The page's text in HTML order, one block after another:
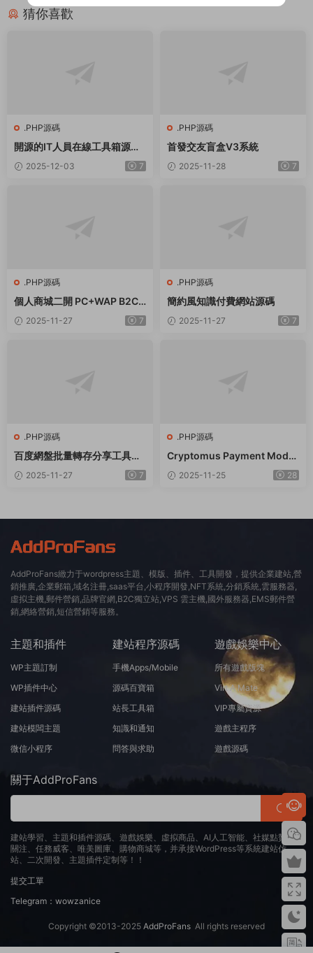
猜你喜歡
.PHP源碼
開源的IT人員在線工具箱源碼
網絡工具 數學工具等
2025-12-03 7
.PHP源碼
首發交友盲盒V3系統
2025-11-28 7
.PHP源碼
個人商城二開 PC+WAP B2C
商城系統源碼 拼團拼購 優惠
折扣 秒殺源碼
2025-11-27 7
.PHP源碼
簡約風知識付費網站源碼
2025-11-27 7
.PHP源碼
百度網盤批量轉存分享工具：
BaiduPanFilesTransfers 2.
8.2
2025-11-27 7
.PHP源碼
Cryptomus Payment Modul
e for Smartpanel
2025-11-25 28
AddProFans緻力于wordpress主題、模版、插件、工具開發，提供企業建站,營
銷推廣,企業郵箱,域名注冊,saas平台,小程序開發,NFT系統,分銷系統,雲服務器,
虛拟主機,郵件營銷,品牌官網,B2C獨立站,VPS 雲主機,國外服務器,EMS郵件營
銷,網絡營銷,短信營銷等服務。
主題和插件
WP主題訂制
WP插件中心
建站插件源碼
建站模闆主題
微信小程序
建站程序源碼
手機Apps/Mobile
源碼百寶箱
站長工具箱
知識和通知
問答與求助
遊戲娛樂中心
所有遊戲版塊
Virt A Mate
VIP專屬資源
遊戲主程序
遊戲源碼
關于AddProFans
建站學習、主題和插件源碼、遊戲娛樂、虛拟商品、AI人工智能、社媒點贊、
關注、任務威客、唯美圖庫、購物商城等，并承接WordPress等系統建站仿
站、二次開發、主題插件定制等！！
提交工單
Telegram：wowzanice
Copyright ©2013-2025 AddProFans All rights reserved